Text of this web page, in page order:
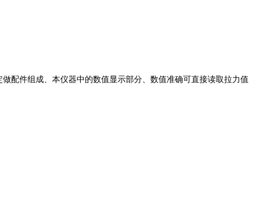
配件组成、本仪器中的数值显示部分、数值准确可直接读取拉力值